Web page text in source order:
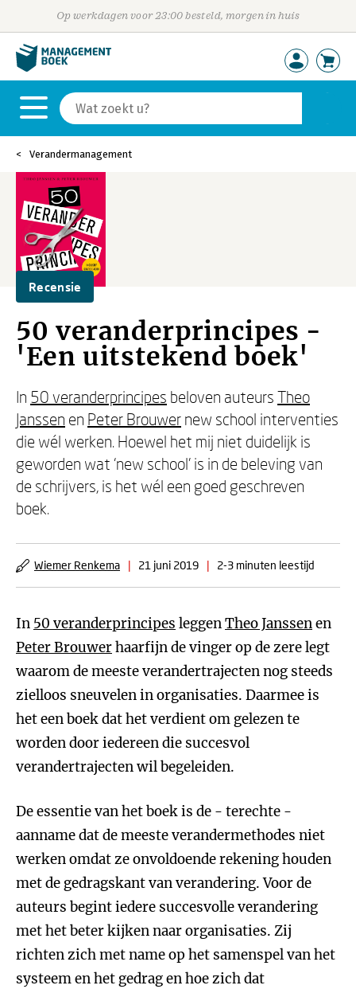
Op werkdagen voor 23:00 besteld, morgen in huis
Verandermanagement
Recensie
50 veranderprincipes -
'Een uitstekend boek'
In 50 veranderprincipes beloven auteurs Theo
Janssen en Peter Brouwer new school interventies
die wél werken. Hoewel het mij niet duidelijk is
geworden wat ‘new school' is in de beleving van
de schrijvers, is het wél een goed geschreven
boek.
Wiemer Renkema | 21 juni 2019 | 2-3 minuten leestijd
In 50 veranderprincipes leggenTheo Janssenen
Peter Brouwerhaarfijn de vinger op de zere legt
waarom de meeste verandertrajecten nog steeds
zielloos sneuvelen in organisaties. Daarmee is
het een boek dat het verdient om gelezen te
worden door iedereen die succesvol
verandertrajecten wil begeleiden.
De essentie van het boek is de - terechte -
aanname dat de meeste verandermethodes niet
werken omdat ze onvoldoende rekening houden
met de gedragskant van verandering. Voor de
auteurs begint iedere succesvolle verandering
met het beter kijken naar organisaties. Zij
richten zich met name op het samenspel van het
systeem en het gedrag en hoe zich dat